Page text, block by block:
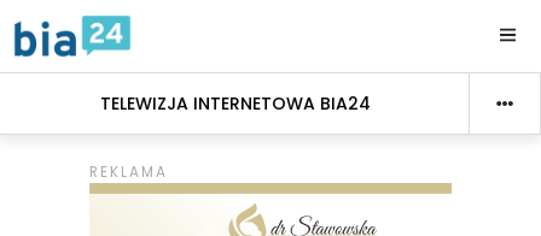
TELEWIZJA INTERNETOWA BIA24